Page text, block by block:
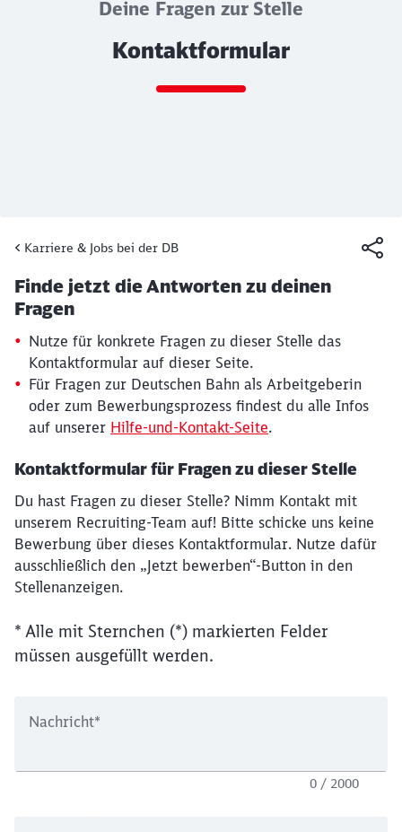
Deine Fragen zur Stelle
Kontaktformular
Ende des Sliders
Karriere & Jobs bei der DB
19. März 2026, 15:13 Uhr
Artikel:
Kontaktformular
Finde jetzt die Antworten zu deinen
Fragen
Nutze für konkrete Fragen zu dieser Stelle das
Kontaktformular auf dieser Seite.
Für Fragen zur Deutschen Bahn als Arbeitgeberin
oder zum Bewerbungsprozess findest du alle Infos
auf unserer Hilfe-und-Kontakt-Seite.
Kontaktformular für Fragen zu dieser Stelle
Du hast Fragen zu dieser Stelle? Nimm Kontakt mit
unserem Recruiting-Team auf! Bitte schicke uns keine
Bewerbung über dieses Kontaktformular. Nutze dafür
ausschließlich den „Jetzt bewerben“-Button in den
Stellenanzeigen.
* Alle mit Sternchen (*) markierten Felder
müssen ausgefüllt werden.
Nachricht*
0 / 2000